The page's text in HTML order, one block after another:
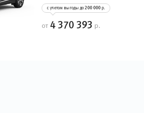
с учетом выгоды до 200 000 р.
от 4 370 393 р.